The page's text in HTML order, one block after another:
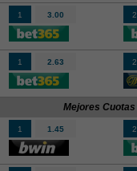
1 3.00 2
1 2.63 2
Mejores Cuotas
1 1.45 2